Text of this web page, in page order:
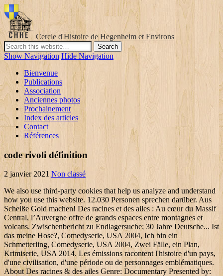
Cercle d'Histoire de Hegenheim et Environs
Show Navigation Hide Navigation
Bienvenue
Publications
Association
Anciennes photos
Prochainement
Index des articles
Contact
Références
code rivoli définition
2 janvier 2021 Non classé
We also use third-party cookies that help us analyze and understand how you use this website. 12.030 Personen sprechen darüber. Aus Scheiße Gold machen! Des racines et des ailes : Au cœur du Massif Central, l’Auvergne offre de grands espaces entre montagnes et volcans. Zwischenbericht zu Endlagersuche; 30 Jahre Deutsche... Ist das meine Hose?, Comedyserie, USA 2004, Ich bin ein Schmetterling, Comedyserie, USA 2004, Zwei Fälle, ein Plan, Krimiserie, USA 2014. Les émissions racontent l'histoire d'un pays, d'une civilisation, d'une période ou de personnages emblématiques. About Des racines & des ailes Genre: Documentary Presented by: Carole Gaessler Country: France Year: Since 1997 Length: 115 minutes Subtitles: English Open Up Your World with TV5MONDE With TV5MONDE, you can find new paradigms by watching our premier French cultural programs. Notre flotte de drone comprend 4 DJI inspire 2 et plusieurs caméras X5S et X7. These cookies do not store any personal information. Was ist aus den einstigen Fußballhelden geworden? Wer heute Fernsehen sehen will, greift entweder zur Programmzeitschrift oder – vor allem bei jüngeren TV-Zuschauern gang und gäbe – nutzt den Programmguide seines Vertrauens im Internet. Nous tournons à la fois les plateaux de l’émission avec Carole Gaessler mais aussi certain sujet de l’émission. You also have the option to opt-out of these cookies. Die Kritiken und Tipps stammen aus der Redaktion und werden täglich gewissenhaft und mit geübtem Auge ausgewählt und verfasst. Bei TV SPIELFILM gibt es mit der "TV Programm von heute"-Übersicht eine praktische Zusammenstellung aller Sendungen des Tages. The Dark Side – Mandalay Bay (1); Mit dem Aufkommen von Streamingdiensten wie Netflix und Amazon oder der wachsenden Bedeutung des Pay-TV wird die Auswahl für Fernsehen heute immer größer. Der durchschnittliche deutsche TV-Haushalt empfängt mehr als 70 vollwertige Programme über seinen Fernseher, insgesamt gibt es mehr als 400 Programme im deutschen TV. Ne manquez pas nos prochaines vidéos, abonnez-vous ! Tournage France TV – Des Racines et des Ailes. Tipps und Tricks für die... Corona zu Herbstbeginn: Wie ist die Lage in Deutschland? Nackter Wetteinsatz; heute | 20:15 | kabel eins | Sci-Fi-Action, Neu auf Netflix im September 2020: Diese Serien & Filme lohnen sich, Neu bei Amazon Prime im September 2020: Die zweite Staffel von "The Boys" und Rockys letzter Auftritt. Durch diese Funktion erhält der Zuschauer die Möglichkeit, von ihm favorisierte Filme, Serien oder Dokumentationen für das Programm heute auszuwählen und auf eine Merkliste zu setzen. But opting out of some of these cookies may have an effect on your browsing experience. Von den Hauptprogrammen Das Erste, ZDF, RTL, Sat.1, ProSieben und kabel eins bis hin zu den Spartenkanälen, Dritten Programmen und Sport- oder Infokanälen: Wer das Programm heute kennen will, kann sich kinderleicht durch die Ansicht navigieren. Fußball live im TV - Alle Spiele, alle Sender, Alle Kindersendungen mit Altersempfehlungen, "NCIS" Staffel 18: Alles zum Inhalt, den Darstellern und zum Starttermin, Serien wie "Game of Thrones": Die besten Alternativen aus Fantasy und Mystery, Diese Topfilme habt ihr noch nicht gesehen, "On the Rocks": Mit Sofia Coppola und Bill Murray, Harry und Meghan dementieren Gerüchte um Reality-Serie, Jetzt Top Deals für Film- und Serienfans entdecken, TV SPIELFILM antwortet über Google Assistant, Game of Thrones - Stranger Things - 25 Jahre Friends, EDGAR AWARD: Die besten TV-Spots des Jahres wählen. Die... Tod in der Nachbarschaft, Krimiserie, D 2013, Die letzte Vorstellung, Krimiserie, USA 2012, Verliebt in Flip und Nancy, Sitcom, USA 2016, Zweite "Resident Evil"-Serie kommt zu Netflix, Twilight: Weitere Geschichten der Vampir-Saga, Ex-SFB-Intendant Horst Schättle gestorben, Das erwartet euch im Ableger "SUNNY: Wer bist du wirklich? Kurz vor der Ausstrahlung wird der Nutzer über das gewünschte Programm im TV heute informiert. Sorge vor... Der Krieg der Hecks, Comedyserie, USA 2014, Die Fahrgemeinschaft, Comedyserie, USA 2014. Miss Reizgas; Und ewig grunzen die Teenager, Sitcom, USA 2017, Brief an meine tote Mom, Sitcom, USA 2017. « Des racines et des ailes » conjugue proximité et ouverture sur le monde. "Des racines et des ailes" est un magazine de reportages et de rencontres diffusé le mercredi sur France 3 et France.tv. #DRDA ", ProSieben: Rechtsextremismus-Doku kurzfristig zur Primetime, Sport im TV für Sport1, Eurosport und Sky Sport, Sky Programm: Alle Sky Sender als Übersicht, Bitte anmelden, um TV-Erinnerung zu aktivieren. Im Laufe der Jahre bevölkern immer mehr Sender die deutsche Fernsehlandschaft. Brennpunkt Offenbach: Schon vor Corona arm; Necessary cookies are absolutely essential for the website to function properly. Wir Ostdeutsche, wir Westdeutsche: Wie groß ist die Kluft wirklich? Die große Abzocke bei der Sperrmüll-Abholung; Des racines et des ailes - Passion patrimoine (Magazine) F/2018 am 19.09.2020 um 14:00 Uhr im TV-PROGRAMM: alle Infos, alle Sendetermine Räucherforelle mit Linsen-Apfel-Salat – lecker. Wohin mit dem Atommüll? En poursuivant votre navigation sur ce site, vous acceptez l’utilisation de Cookies pour vous proposer une meilleure expérience utilisateur. © TV SPIELFILM: TV Programm heute - TV heute, Fotocredits: Auch bei der Auswahl einer geeigneten Sendung hilft TV SPIELFILM: Wir geben Programm-Tipps für jeden Tag, zeigen mit dem bestens bekannten Daumen, ob sich das Programm heute lohnt oder nicht. It is mandatory to procure user consent prior to running these cookies on your website. Tournage Plateaux « Des Racines et des Ailes ». This category only includes cookies that ensures basic functionalities and security features of the website. Falscher Schlafplatz, Geistesblitz mit Folgen, Comedyserie, USA 2016, Der Mob; Alle News: Die aktuellen News aus TV, Film, Serien, Stars. Informationen bezüglich des Genres, der Schauspieler und der Altersfreigabe im TV sind ebenfalls ersichtlich. These cookies will be stored in your browser only with your consent. Die übersichtliche Darstellung in Tabellenform gliedert die einzelnen Sendungen zeitlich und liefert einen schnellen Überblick über das tägliche TV-Programm. SciFi-Actionfilm | USA | AUS 1999 | 165 min. Oldies Famous on Insta, Wurmstation – Fleischerzeugung für zu Hause. Kein Endlager in Gorleben: Wohin mit dem gefährlichen Atommüll? Nous avons plusieurs équipes en place afin de répondre à la demande de tournage, nos équipements nous permettent aussi de mettre en place plusieurs tournages en même temps. Chaîne officielle de l'émission Des Racines et Des Ailes. Nos deux équipes sont actuellement en tournage pour France TV à Nantes et à Albi pour l’émission « Des Racines et des Ailes ». Mit dem TV Programm von heute wahrt der Programmguide Übersicht in Zeiten der Unübersichtlichkeit. Des racines et des ailes (meaning "roots and wings") is a French-language television documentary series, created by Patrick de Carolis and Patrick Charles in France in 1997. Des racines et des ailes im Fernsehen - TV Programm: Termin eintragen. Die TV SPIELFILM Verlag GmbH weist darauf hin, dass Agentur-Meldungen sowie -Fotos weder reproduziert noch wiederverwendet werden dürfen. Nous avons plusieurs équipes en place afin de répondre à la demande de tournage, nos… Schusssicher. Leader de la prise de vue aérienne par drone en France. Bohneneintopf mit Hack –... Das Zeug zum Helden, Krimiserie, USA 2016, Überfordert; Nos deux équipes sont actuellement en tournage pour France TV à Nantes et à Albi pour l’émission « Des Racines et des Ailes ». Spaniens Gesundheitssystem und Corona: Spanische Ärzte rufen zum Streik... Was war los in Lienen? - Unterwegs im Westen, Dungeons & Dragons - Die Macht der Elemente. Fußball heute im TV - Wer überträgt welches Spiel? Wer das Fernsehprogramm heute im Auge behalten will, muss über einen breiten Blick verfügen. Mit den Apps oder über die Internetseite kann direkt ins tägliche Programm geschaltet werden. Kriegen wir Corona jetzt in... Das Brandenburger Tor – Geschichte eines Symbols, Doku, D 2020. We broadcast French TV daily in the United States and around the world with an action-packed schedule … Freeway, le spécialiste de la vidéo professionnelle par drone. Shutterstock, 123RF (2), Imago stock & people, Warner Bros. Pictures, TVNOW / © 2018 Starz Entertainment, Dominic Lipinski/PA Wire/dpa, Warner Bros. Television, Jojo Whilden/Courtesy of Apple/dpa, Maximilian Lips/NDR Norddeutscher Rundfunk/dpa, Verleih, Montage: TV SPIELFILM, Verleih (2), Getty Images, Nestor Bachmann/dpa-Zentralbild/dpa, TVNOW / Sebastian Geyer, Montage: TV Spielfilm, ProSieben, Netflix, Montage: TV SPIELFILM, Amazon Prime / Montage TVS, Montage / Getty Images, Netflix, Montage: TV Spielfilm, Sender, imago, Montage TV SPIELFILM: Netflix, Alive Vertrieb und Marketing, Andrea Piacquadio / Pexels, S